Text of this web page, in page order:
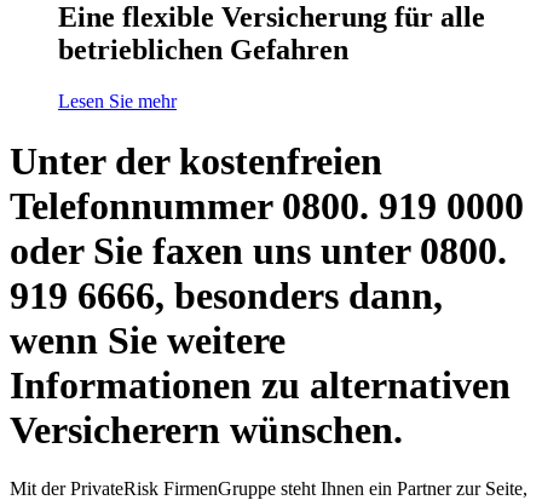
Eine flexible Versicherung für alle
betrieblichen Gefahren
Lesen Sie mehr
Unter der kostenfreien
Telefonnummer 0800. 919 0000
oder Sie faxen uns unter 0800.
919 6666, besonders dann,
wenn Sie weitere
Informationen zu alternativen
Versicherern wünschen.
Mit der PrivateRisk FirmenGruppe steht Ihnen ein Partner zur Seite,